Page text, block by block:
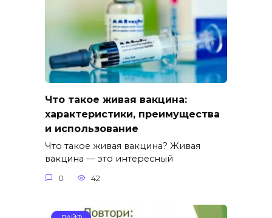
Что такое живая вакцина:
характеристики, преимущества
и использование
Что такое живая вакцина? Живая
вакцина — это интересный
0 42